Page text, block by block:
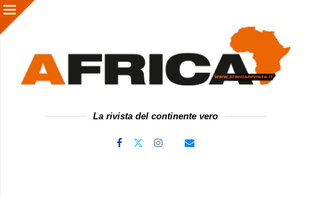
La rivista del continente vero